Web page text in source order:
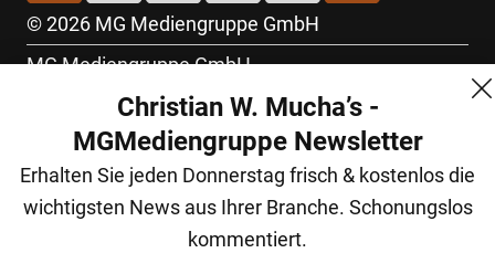
© 2026 MG Mediengruppe GmbH
MG Mediengruppe GmbH
Burgring 1/7
1010 Wien
+43 (1) 522 14 14
office@mgmedien.at
Christian W. Mucha’s -
MGMediengruppe Newsletter
Erhalten Sie jeden Donnerstag frisch & kostenlos die
wichtigsten News aus Ihrer Branche. Schonungslos
kommentiert.